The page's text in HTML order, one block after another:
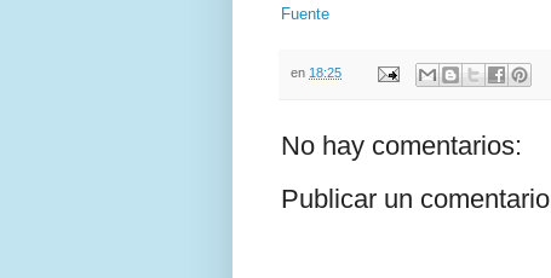
Fuente
en 18:25
No hay comentarios:
Publicar un comentario